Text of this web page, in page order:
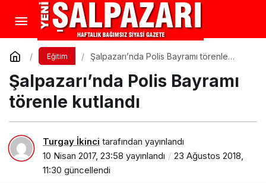
Eğitim
Şalpazarı’nda Polis Bayramı törenle
Şalpazarı’nda Polis Bayramı
törenle kutlandı
Turgay İkinci tarafından yayınlandı
10 Nisan 2017, 23:58 yayınlandı
23 Ağustos 2018,
11:30 güncellendi